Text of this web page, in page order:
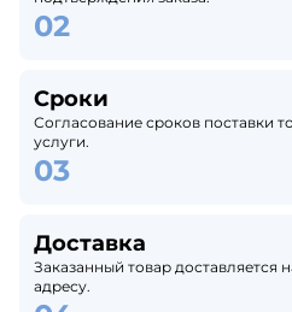
Сроки
Согласование сроков поставки
услуги.
Доставка
Заказанный товар доставляется
адресу.